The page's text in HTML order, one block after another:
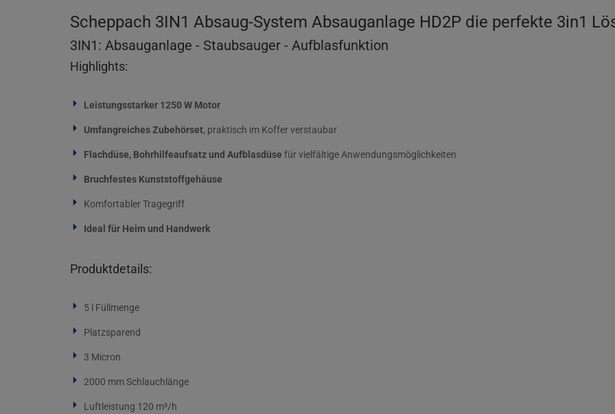
Scheppach 3IN1 Absaug-System Absauganlage HD2P die perfekte 3in1
3IN1: Absauganlage - Staubsauger - Aufblasfunktion
Highlights:
Leistungsstarker 1250 W Motor
Umfangreiches Zubehörset, praktisch im Koffer verstaubar
Flachdüse, Bohrhilfeaufsatz und Aufblasdüse für vielfältige Anwendungsmöglichkeiten
Bruchfestes Kunststoffgehäuse
Komfortabler Tragegriff
Ideal für Heim und Handwerk
Produktdetails:
5 l Füllmenge
Platzsparend
3 Micron
2000 mm Schlauchlänge
Luftleistung 120 m³/h